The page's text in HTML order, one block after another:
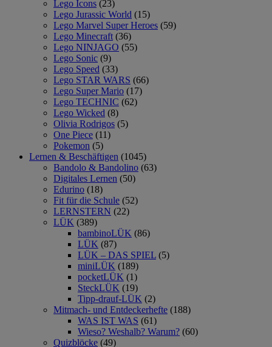
Lego Icons (23)
Lego Jurassic World (15)
Lego Marvel Super Heroes (59)
Lego Minecraft (36)
Lego NINJAGO (55)
Lego Sonic (9)
Lego Speed (33)
Lego STAR WARS (66)
Lego Super Mario (17)
Lego TECHNIC (62)
Lego Wicked (8)
Olivia Rodrigos (5)
One Piece (11)
Pokemon (5)
Lernen & Beschäftigen (1045)
Bandolo & Bandolino (63)
Digitales Lernen (50)
Edurino (18)
Fit für die Schule (52)
LERNSTERN (22)
LÜK (389)
bambinoLÜK (86)
LÜK (87)
LÜK – DAS SPIEL (5)
miniLÜK (189)
pocketLÜK (1)
SteckLÜK (19)
Tipp-drauf-LÜK (2)
Mitmach- und Entdeckerhefte (188)
WAS IST WAS (61)
Wieso? Weshalb? Warum? (60)
Quizblöcke (49)